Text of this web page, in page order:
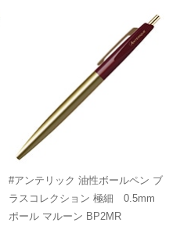
#アンテリック 油性ボールペン ブ
ラスコレクション 極細 0.5mm
ポール マルーン BP2MR